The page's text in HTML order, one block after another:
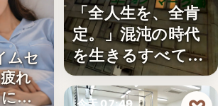
ムセ
れ
。3
「全人生を、全肯
定。」混沌の時代
を生きるすべての
人へ贈る…